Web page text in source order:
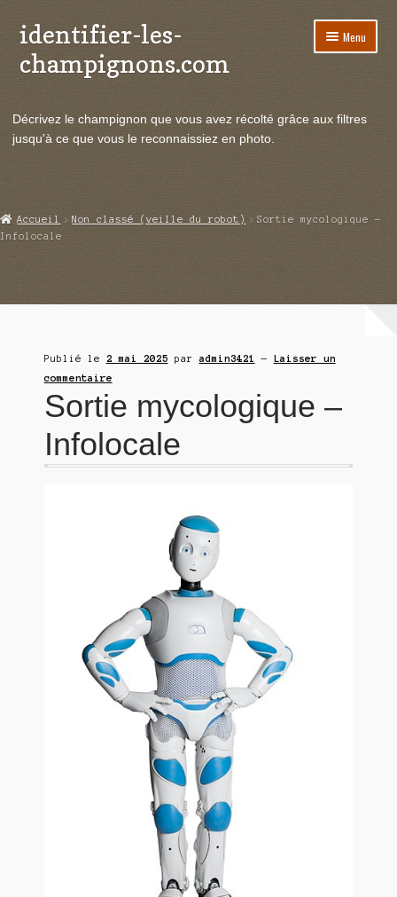
Aller
à
la
Aller
au
contenu
identifier-les-
champignons.com
Menu
le
Actualités
menu
Echanges et contacts
Ouvrir
Décrivez le champignon que vous avez récolté grâce aux filtres
jusqu'à ce que vous le reconnaissiez en photo.
Accueil Non classé (veille du robot)
Sortie mycologique –
Infolocale
Publié le 2 mai 2025 paradmin3421 — Laisser un
commentaire
Sortie mycologique –
Infolocale